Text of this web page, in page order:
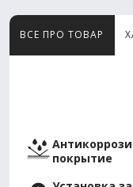
ВСЕ ПРО ТОВАР
Товар
покрытие